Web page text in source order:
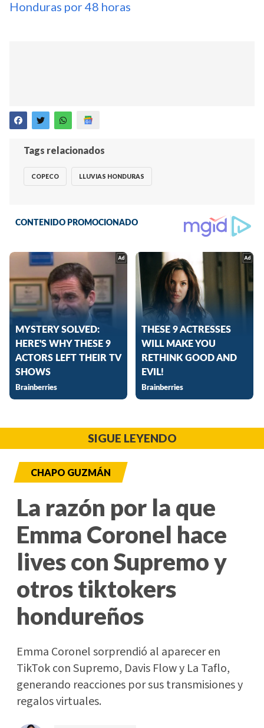
Honduras por 48 horas
Tags relacionados
COPECO LLUVIAS HONDURAS
SIGUE LEYENDO
CHAPO GUZMÁN
La razón por la que
Emma Coronel hace
lives con Supremo y
otros tiktokers
hondureños
Emma Coronel sorprendió al aparecer en
TikTok con Supremo, Davis Flow y La Taflo,
generando reacciones por sus transmisiones y
regalos virtuales.